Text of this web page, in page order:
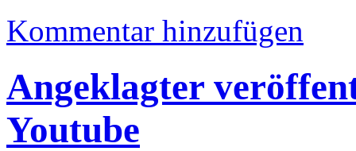
Kommentar hinzufügen
Angeklagter
Youtube